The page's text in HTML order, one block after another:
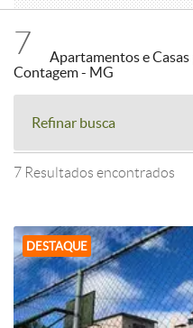
7
Apartamentos e Casas
Contagem - MG
Refinar busca
7 Resultados encontrados
DESTAQUE